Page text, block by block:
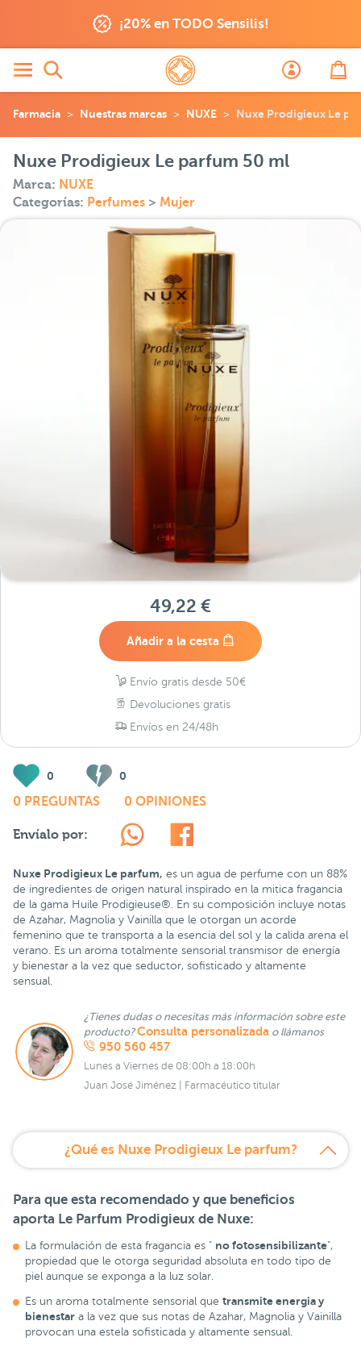
¡20% en TODO Sensilis!
Farmacia Nuestras marcas NUXE Nuxe Prodigieux Le
Nuxe Prodigieux Le parfum 50 ml
Marca: NUXE
Categorías: Perfumes > Mujer
49,22 €
Añadir a la cesta
Envío gratis desde 50€
Devoluciones gratis
Envíos en 24/48h
0 0
0 PREGUNTAS 0 OPINIONES
Envíalo por:
Nuxe Prodigieux Le parfum, es un agua de perfume con un 88%
de ingredientes de origen natural inspirado en la mitica fragancia
de la gama Huile Prodigieuse®. En su composición incluye notas
de Azahar, Magnolia y Vainilla que le otorgan un acorde
femenino que te transporta a la esencia del sol y la calida arena el
verano. Es un aroma totalmente sensorial transmisor de energía
y bienestar a la vez que seductor, sofisticado y altamente
sensual.
¿Tienes dudas o necesitas más información sobre este
producto?Consulta personalizada o llámanos
950 560 457
Lunes a Viernes de 08:00h a 18:00h
Juan José Jiménez | Farmacéutico titular
¿Qué es Nuxe Prodigieux Le parfum?
Para que esta recomendado y que beneficios
aporta Le Parfum Prodigieux de Nuxe:
La formulación de esta fragancia es " no fotosensibilizante",
propiedad que le otorga seguridad absoluta en todo tipo de
piel aunque se exponga a la luz solar.
Es un aroma totalmente sensorial que transmite energia y
bienestar a la vez que sus notas de Azahar, Magnolia y Vainilla
provocan una estela sofisticada y altamente sensual.